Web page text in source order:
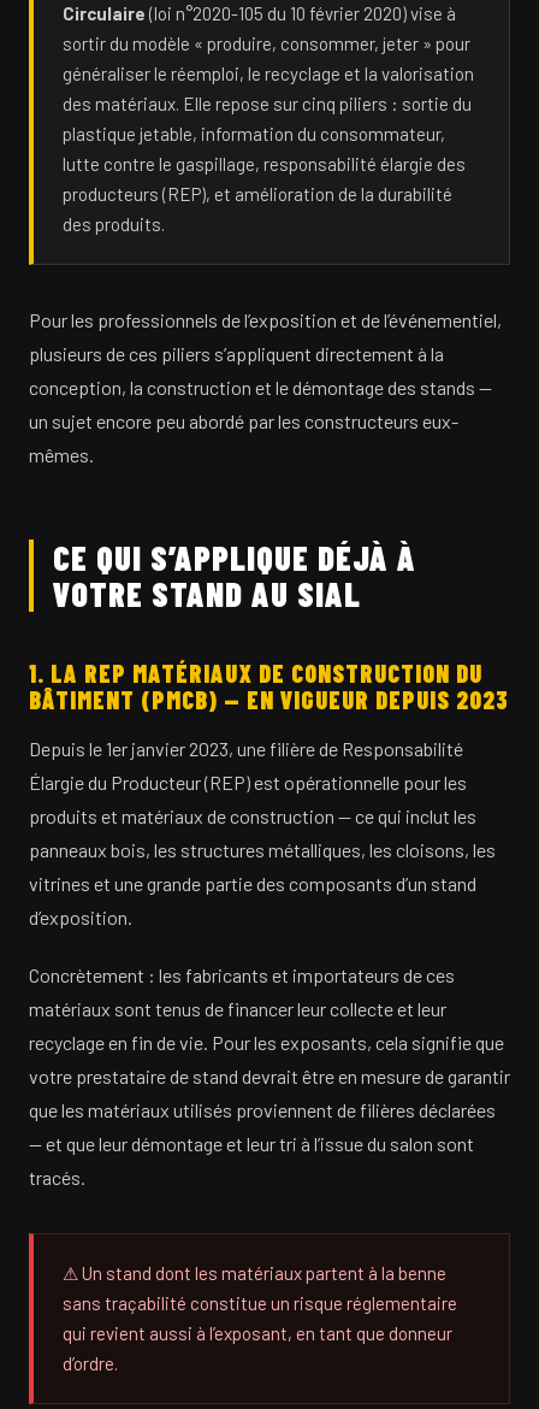
Circulaire (loi n°2020-105 du 10 février 2020) vise à
sortir du modèle « produire, consommer, jeter » pour
généraliser le réemploi, le recyclage et la valorisation
des matériaux. Elle repose sur cinq piliers : sortie du
plastique jetable, information du consommateur,
lutte contre le gaspillage, responsabilité élargie des
producteurs (REP), et amélioration de la durabilité
des produits.
Pour les professionnels de l’exposition et de l’événementiel,
plusieurs de ces piliers s’appliquent directement à la
conception, la construction et le démontage des stands —
un sujet encore peu abordé par les constructeurs eux-
mêmes.
CE QUI S’APPLIQUE DÉJÀ À
VOTRE STAND AU SIAL
1. LA REP MATÉRIAUX DE CONSTRUCTION DU
BÂTIMENT (PMCB) — EN VIGUEUR DEPUIS 2023
Depuis le 1er janvier 2023, une filière de Responsabilité
Élargie du Producteur (REP) est opérationnelle pour les
produits et matériaux de construction — ce qui inclut les
panneaux bois, les structures métalliques, les cloisons, les
vitrines et une grande partie des composants d’un stand
d’exposition.
Concrètement : les fabricants et importateurs de ces
matériaux sont tenus de financer leur collecte et leur
recyclage en fin de vie. Pour les exposants, cela signifie que
votre prestataire de stand devrait être en mesure de garantir
que les matériaux utilisés proviennent de filières déclarées
— et que leur démontage et leur tri à l’issue du salon sont
tracés.
⚠ Un stand dont les matériaux partent à la benne
sans traçabilité constitue un risque réglementaire
qui revient aussi à l’exposant, en tant que donneur
d’ordre.